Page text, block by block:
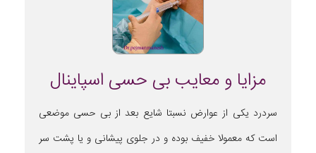
مزایا و معایب بی حسی اسپاینال
سردرد یکی از عوارض نسبتا شایع بعد از بی حسی موضعی
است که معمولا خفیف بوده و در جلوی پیشانی و یا پشت سر